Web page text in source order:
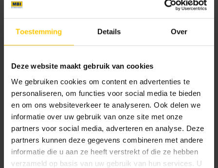
Toestemming Details Over
Deze website maakt gebruik van cookies
We gebruiken cookies om content en advertenties te
personaliseren, om functies voor social media te bieden
en om ons websiteverkeer te analyseren. Ook delen we
informatie over uw gebruik van onze site met onze
partners voor social media, adverteren en analyse. Deze
partners kunnen deze gegevens combineren met andere
informatie die u aan ze heeft verstrekt of die ze hebben
verzameld op basis van uw gebruik van hun services. U
Parking
Pavage antibruit
Arrêt de bus
Établissement d'enseignement
Pavage ouvert
Établissement de santé
Centre commercial
Contactez-nous
MBI offre un très large choix pour l'aménagement